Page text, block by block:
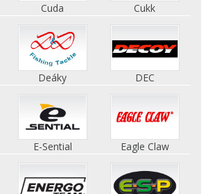
Cuda Cukk
Deáky DEC
E-Sential Eagle Claw